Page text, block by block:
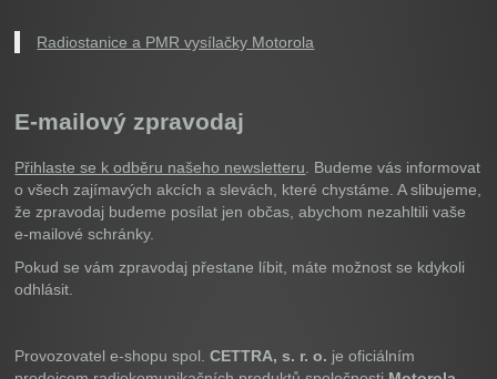
Radiostanice a PMR vysílačky Motorola
E-mailový zpravodaj
Přihlaste se k odběru našeho newsletteru . Budeme vás informovat
o všech zajímavých akcích a slevách, které chystáme. A slibujeme,
že zpravodaj budeme posílat jen občas, abychom nezahltili vaše
e-mailové schránky.
Pokud se vám zpravodaj přestane líbit, máte možnost se kdykoli
odhlásit.
Provozovatel e-shopu spol.CETTRA, s. r. o. je oficiálním